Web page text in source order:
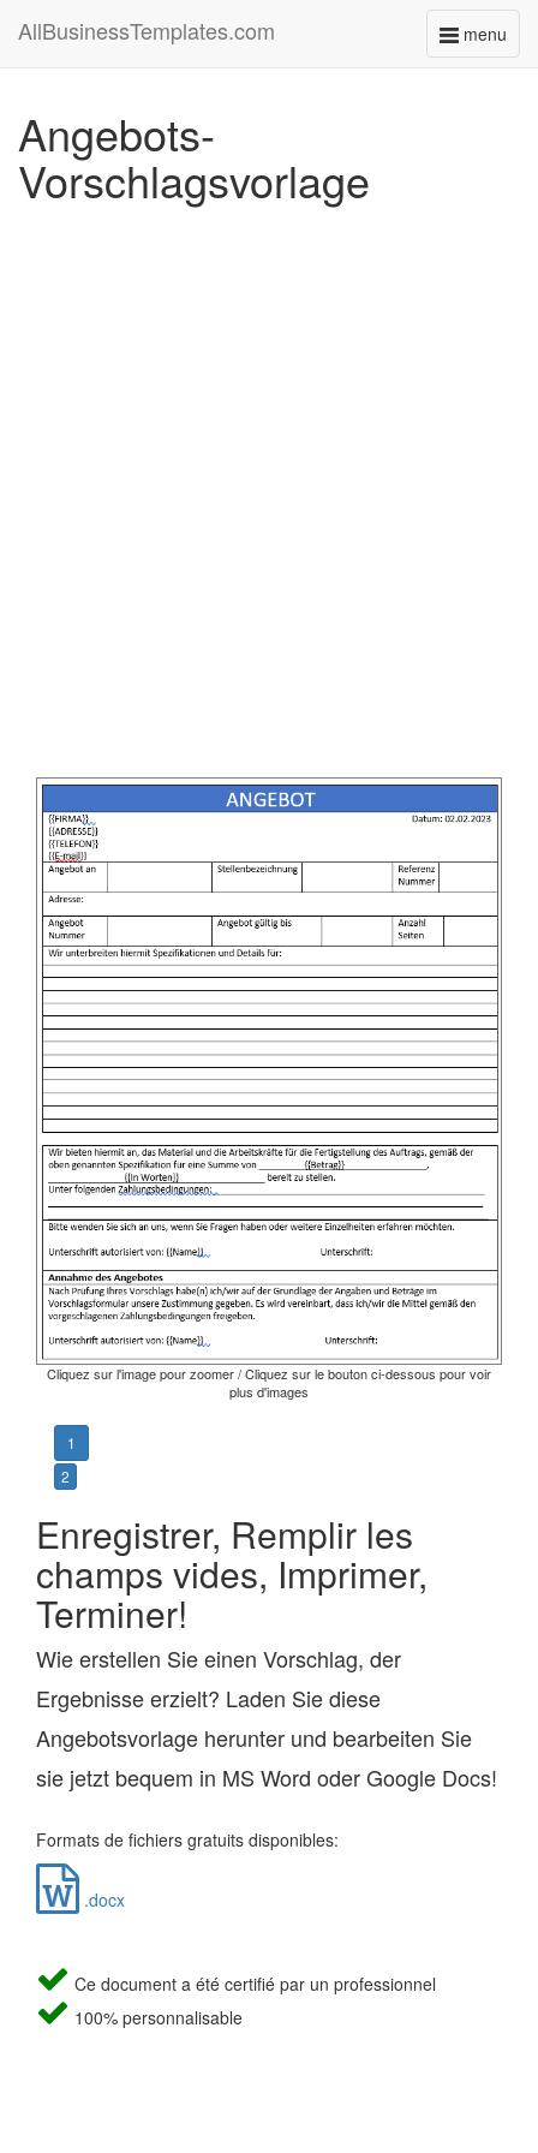
menu
Toggle
AllBusinessTemplates.com
Angebots-
Vorschlagsvorlage
Cliquez sur l'image pour zoomer / Cliquez sur le bouton ci-dessous pour voir
plus d'images
1
2
Enregistrer, Remplir les
champs vides, Imprimer,
Terminer!
Wie erstellen Sie einen Vorschlag, der
Ergebnisse erzielt? Laden Sie diese
Angebotsvorlage herunter und bearbeiten Sie
sie jetzt bequem in MS Word oder Google Docs!
Formats de fichiers gratuits disponibles:
.docx
Ce document a été certifié par un professionnel
100% personnalisable